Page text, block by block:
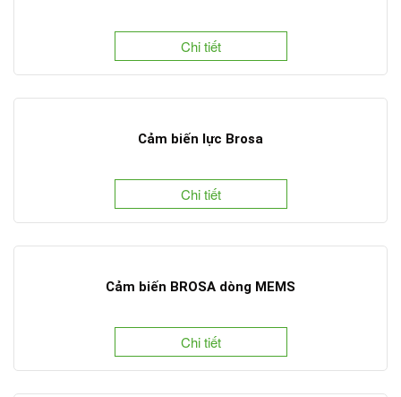
Chi tiết
Cảm biến lực Brosa
Chi tiết
Cảm biến BROSA dòng MEMS
Chi tiết